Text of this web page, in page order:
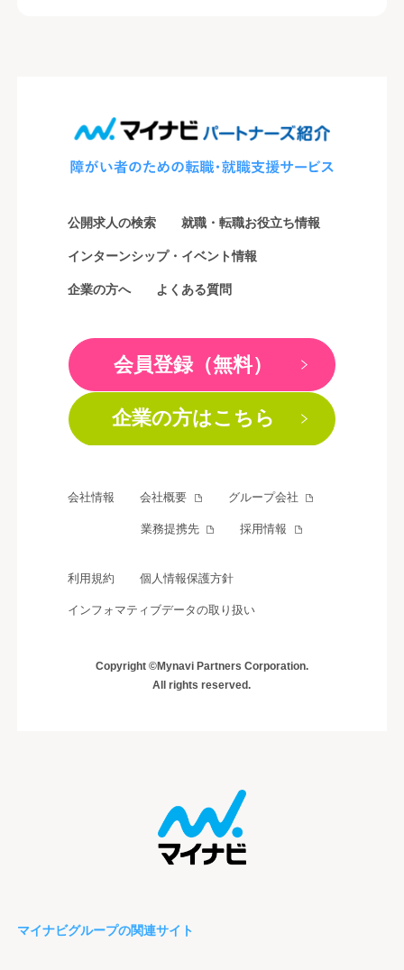
公開求人の検索 就職・転職お役立ち情報
インターンシップ・イベント情報
企業の方へ よくある質問
会員登録（無料）
企業の方はこちら
会社情報 会社概要 グループ会社
業務提携先 採用情報
利用規約 個人情報保護方針
インフォマティブデータの取り扱い
Copyright ©Mynavi Partners Corporation.
All rights reserved.
マイナビグループの関連サイト